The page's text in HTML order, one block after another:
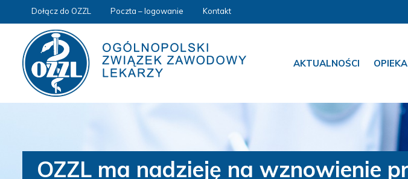
Dołącz do OZZL Poczta – logowanie Kontakt
AKTUALNOŚCI
OZZL ma nadzieję na wznowienie